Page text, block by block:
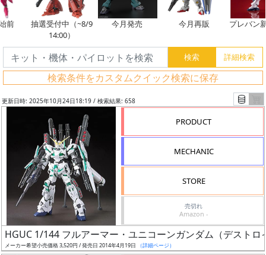
抽選受付中（~8/9
14:00）
今月発売 今月再販 プレバン新
検索条件をカスタムクイック検索に保存
フ
リ
更新日時: 2025年10月24日18:19 / 検索結果: 658
PRODUCT
MECHANIC
STORE
売切れ
Amazon -
HGUC 1/144 フルアーマー・ユニコーンガンダム（デストロ
メーカー希望小売価格 3,520円 / 発売日 2014年4月19日 （詳細ページ）